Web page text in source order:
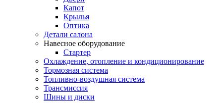
Капот
Крылья
Оптика
Детали салона
Навесное оборудование
Стартер
Охлаждение, отопление и кондиционирование
Тормозная система
Топливно-воздушная система
Трансмиссия
Шины и диски